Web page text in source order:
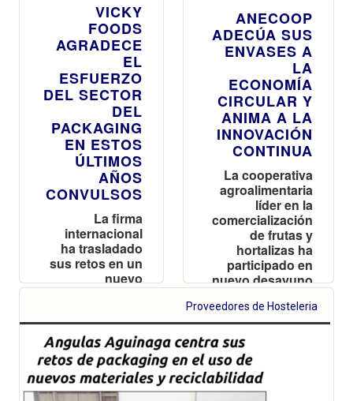
VICKY
FOODS
AGRADECE
EL
ESFUERZO
DEL SECTOR
DEL
PACKAGING
EN ESTOS
ÚLTIMOS
AÑOS
CONVULSOS
La firma
internacional
ha trasladado
sus retos en un
nuevo
desayuno del
Innovación en
Envase y
Embalaje
ANECOOP
ADECÚA SUS
ENVASES A
LA
ECONOMÍA
CIRCULAR Y
ANIMA A LA
INNOVACIÓN
CONTINUA
La cooperativa
agroalimentaria
líder en la
comercialización
de frutas y
hortalizas ha
participado en
nuevo desayuno
Innovación en
Envase y
Proveedores de Hosteleria